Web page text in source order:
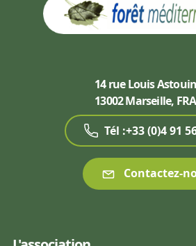
14 rue Louis Astouin
13002 Marseille,
Tél :+33 (0)4 91
Contactez-